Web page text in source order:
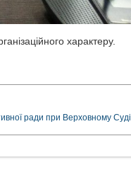
характеру.
ради при Верховному Суді